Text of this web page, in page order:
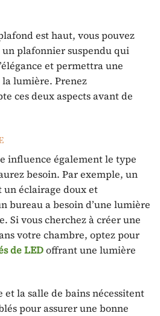
est haut, vous pouvez
un plafonnier suspendu qui
et permettra une
lumière. Prenez
ces deux aspects avant de
influence également le type
besoin. Par exemple, un
éclairage doux et
bureau a besoin d’une lumière
Si vous cherchez à créer une
votre chambre, optez pour
de LEDoffrant une lumière
et la salle de bains nécessitent
pour assurer une bonne